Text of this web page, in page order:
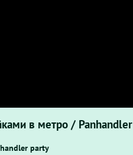
в метро /
party